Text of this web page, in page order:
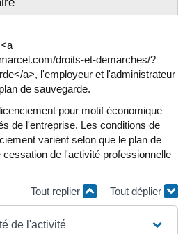
droits-et-demarches/?
a>, l'employeur et l'administrateur
de sauvegarde.
pour motif économique
de l'entreprise. Les conditions de
varient selon que le plan de
de l'activité professionnelle
Tout replier
Tout déplier
de l'activité